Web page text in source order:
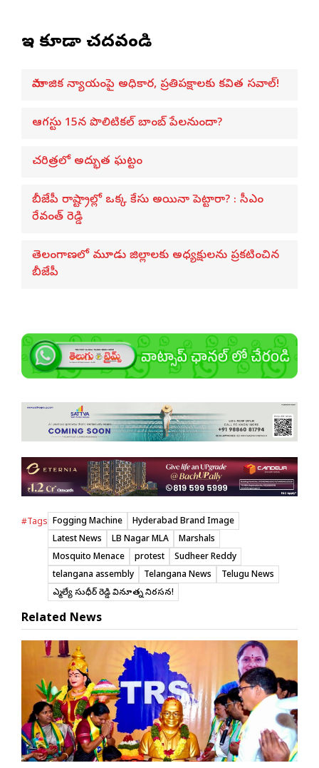
ఇవి కూడా చదవండి
సామాజిక న్యాయంపై అధికార, ప్రతిపక్షాలకు కవిత సవాల్!
ఆగస్టు 15న పొలిటికల్ బాంబ్ పేలనుందా?
చరిత్రలో అద్భుత ఘట్టం
బీజేపీ రాష్ట్రాల్లో ఒక్క కేసు అయినా పెట్టారా? : సీఎం
రేవంత్ రెడ్డి
తెలంగాణలో మూడు జిల్లాలకు అధ్యక్షులను ప్రకటించిన
బీజేపీ
#Tags Fogging Machine
Hyderabad Brand Image
Latest News
LB Nagar MLA
Marshals
Mosquito Menace
protest
Sudheer Reddy
telangana assembly
Telangana News
Telugu News
ఎమ్మెల్యే సుధీర్ రెడ్డి వినూత్న నిరసన!
Related News